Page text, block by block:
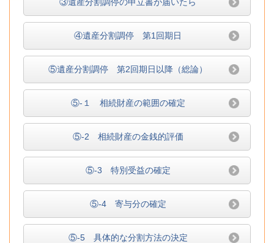
④遺産分割調停 第1回期日
⑤遺産分割調停 第2回期日以降（総論）
⑤-１ 相続財産の範囲の確定
⑤-2 相続財産の金銭的評価
⑤-3 特別受益の確定
⑤-4 寄与分の確定
⑤-5 具体的な分割方法の決定